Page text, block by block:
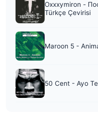
Oxxxymiron -
Türkçe Çevirisi
Maroon 5 -
50 Cent - Ayo